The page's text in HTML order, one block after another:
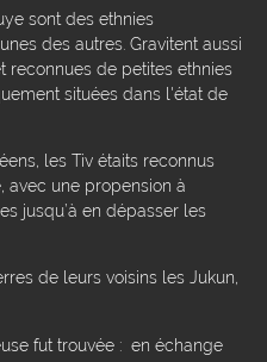
sont des ethnies
des autres. Gravitent aussi
reconnues de petites ethnies
situées dans l'état de
les Tiv étaits reconnus
avec une propension à
jusqu’à en dépasser les
de leurs voisins les Jukun,
fut trouvée : en échange